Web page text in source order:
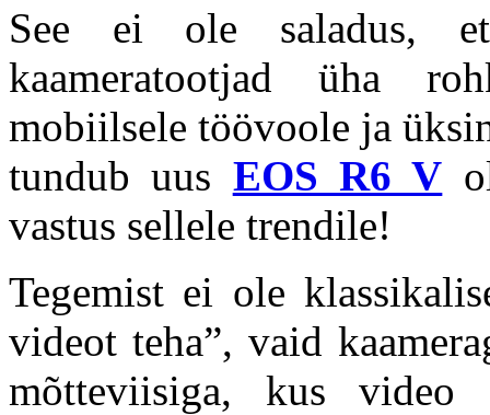
See ei ole saladus,
kaameratootjad üha
mobiilsele töövoole ja
tundub uus EOS R6 V
vastus sellele trendile!
Tegemist ei ole
videot teha”, vaid
mõtteviisiga, kus